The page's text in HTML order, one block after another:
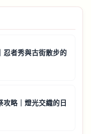
忍者秀與古街散步的
攻略｜燈光交織的日